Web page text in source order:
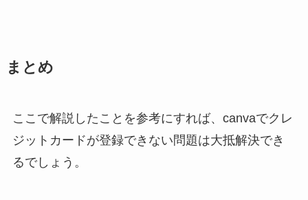
まとめ
ここで解説したことを参考にすれば、canvaでクレ
ジットカードが登録できない問題は大抵解決でき
るでしょう。